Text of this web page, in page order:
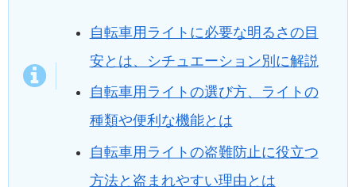
自転車用ライトに必要な明るさの目
安とは、シチュエーション別に解説
自転車用ライトの選び方、ライトの
種類や便利な機能とは
自転車用ライトの盗難防止に役立つ
方法と盗まれやすい理由とは